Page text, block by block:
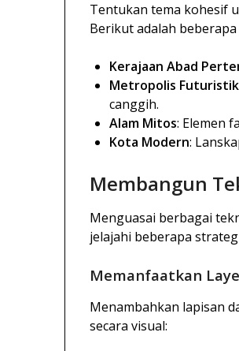
Tentukan tema kohesif
Berikut adalah
Kerajaan Abad
Metropolis Futuristik
canggih.
Alam Mitos: Elemen
Kota Modern:
Membangun
Menguasai berbagai
jelajahi beberapa
Memanfaatkan
Menambahkan lapisan
secara visual: